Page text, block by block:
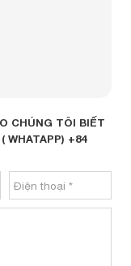
CHÚNG TÔI BIẾT
WHATAPP) +84